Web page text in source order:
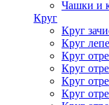
Чашки и
Круг
Круг
Круг
Круг
Круг
Круг
Круг